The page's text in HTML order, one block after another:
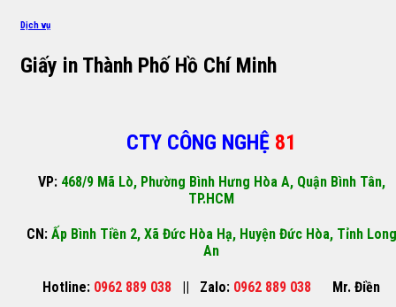
Dịch vụ
Giấy in Thành Phố Hồ Chí Minh
CTY CÔNG NGHỆ 81
VP: 468/9 Mã Lò, Phường Bình Hưng Hòa A, Quận Bình Tân,
TP.HCM
CN: Ấp Bình Tiền 2, Xã Đức Hòa Hạ, Huyện Đức Hòa, Tỉnh Long
An
Hotline: 0962 889 038 || Zalo: 0962 889 038 Mr. Điền